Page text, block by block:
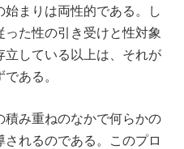
まりは両性的である。し
た性の引き受けと性対象
している以上は、それが
ある。
み重ねのなかで何らかの
れるのである。このプロ